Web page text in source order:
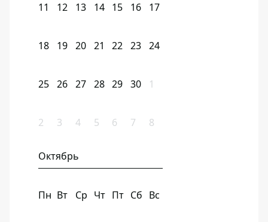
11 12 13 14 15 16 17
18 19 20 21 22 23 24
25 26 27 28 29 30 1
2 3 4 5 6 7 8
Октябрь
Пн Вт Ср Чт Пт Сб Вс